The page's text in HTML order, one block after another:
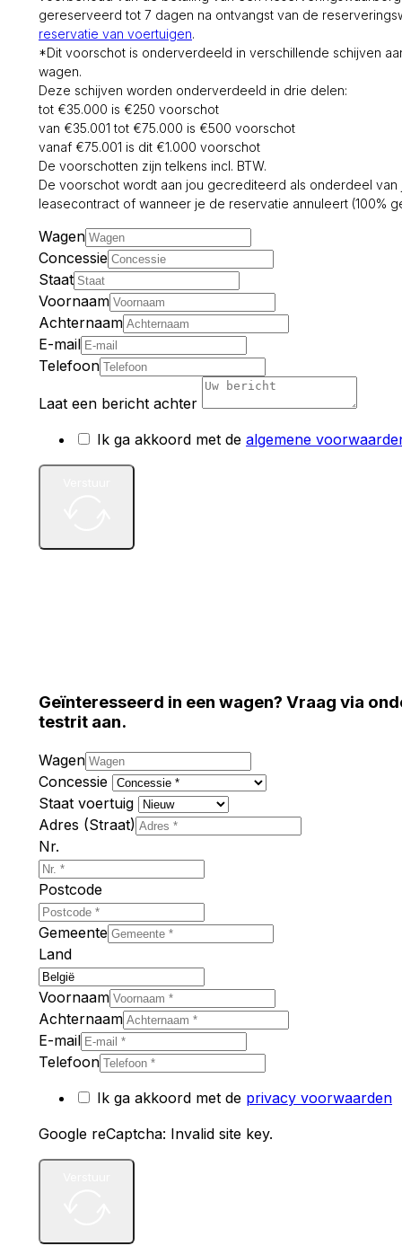
gereserveerd tot 7 dagen na ontvangst van de
reservatie van voertuigen.
*Dit voorschot is onderverdeeld in verschillende schijven
wagen.
Deze schijven worden onderverdeeld in drie delen:
tot €35.000 is €250 voorschot
van €35.001 tot €75.000 is €500 voorschot
vanaf €75.001 is dit €1.000 voorschot
De voorschotten zijn telkens incl. BTW.
De voorschot wordt aan jou gecrediteerd als onderdeel
leasecontract of wanneer je de reservatie annuleert (100%
Wagen
Concessie
Staat
Voornaam
Achternaam
E-mail
Telefoon
Laat een bericht achter
Ik ga akkoord met de algemene
Geïnteresseerd in een wagen? Vraag via
testrit aan.
Wagen
Concessie
Staat voertuig
Adres (Straat)
Nr.
Postcode
Gemeente
Land
Voornaam
Achternaam
E-mail
Telefoon
Ik ga akkoord met de privacy voorwaarden
Google reCaptcha: Invalid site key.